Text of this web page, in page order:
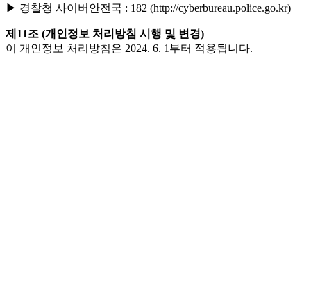
▶ 경찰청 사이버안전국 : 182 (http://cyberbureau.police.go.kr)
제11조 (개인정보 처리방침 시행 및 변경)
이 개인정보 처리방침은 2024. 6. 1부터 적용됩니다.